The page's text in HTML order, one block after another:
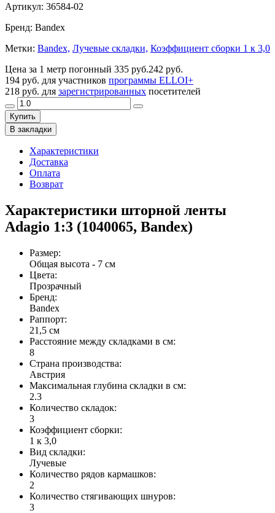
Артикул: 36584-02
Бренд: Bandex
Метки: Bandex, Лучевые складки, Коэффициент сборки 1 к 3,0
Цена за 1 метр погонный 335 руб.242 руб.
194 руб. для участников программы ELLOI+
218 руб. для зарегистрированных посетителей
Купить
В закладки
Характеристики
Доставка
Оплата
Возврат
Характеристики шторной ленты
Adagio 1:3 (1040065, Bandex)
Размер:
Общая высота - 7 см
Цвета:
Прозрачный
Бренд:
Bandex
Раппорт:
21,5 см
Расстояние между складками в см:
8
Страна производства:
Австрия
Максимальная глубина складки в см:
2.3
Количество складок:
3
Коэффициент сборки:
1 к 3,0
Вид складки:
Лучевые
Количество рядов кармашков:
2
Количество стягивающих шнуров:
3